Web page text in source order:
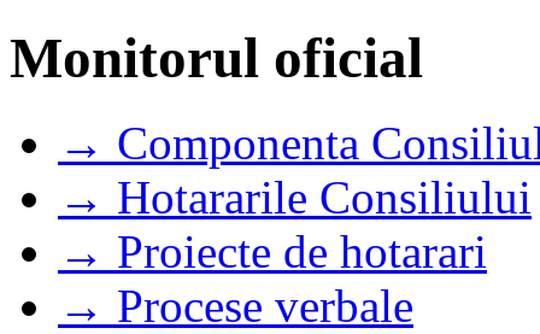
Monitorul oficial
→ Componenta
→ Hotararile Consiliului
→ Proiecte de hotarari
→ Procese verbale